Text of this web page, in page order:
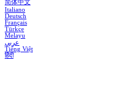
简体中文
Italiano
Deutsch
Français
Türkçe
Melayu
عربي
Tiếng Việt
हिंदी